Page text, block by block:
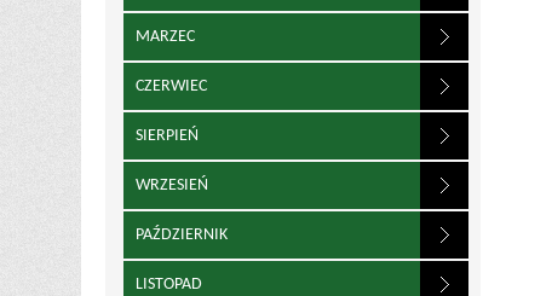
MARZEC
CZERWIEC
SIERPIEŃ
WRZESIEŃ
PAŹDZIERNIK
LISTOPAD